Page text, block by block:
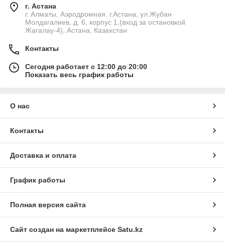
г. Астана
г. Алматы, Аэродромная. г.Астана, ул.Жубан
Молдагалиев, д. 6, корпус 1.(вход за остановкой
Жагалау-4), Астана, Казахстан
Контакты
Сегодня работает с 12:00 до 20:00
Показать весь график работы
О нас
Контакты
Доставка и оплата
График работы
Полная версия сайта
Сайт создан на маркетплейсе Satu.kz